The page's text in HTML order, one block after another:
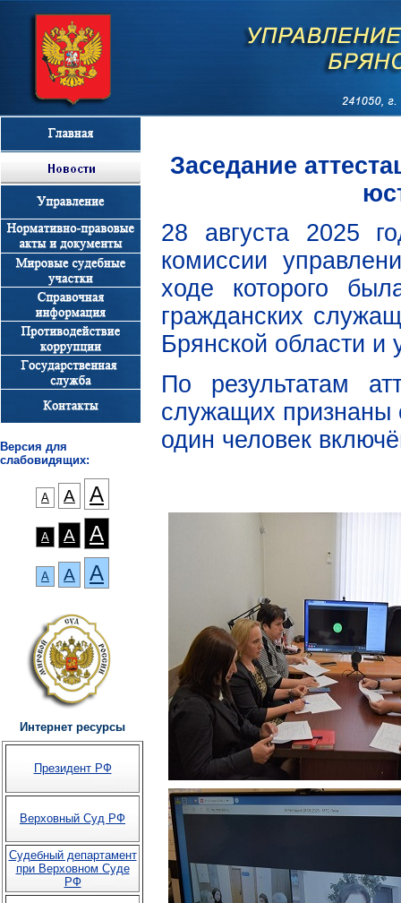
Версия для
слабовидящих:
А А А
А А А
А А А
Интернет ресурсы
Президент РФ
Верховный Суд РФ
Судебный департамент
при Верховном Суде
РФ
Заседание
28 августа 2025
комиссии
ходе которого
гражданских
Брянской области и
По результатам
служащих признаны
один человек